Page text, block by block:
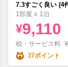
7.3すごく良い (4
1部屋 x 1泊
¥9,110
税・サービス料 ¥
37ポイント